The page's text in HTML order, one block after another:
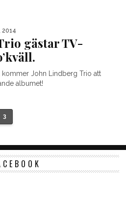
2014
gästar TV-
kommer John Lindberg Trio att
albumet!
3